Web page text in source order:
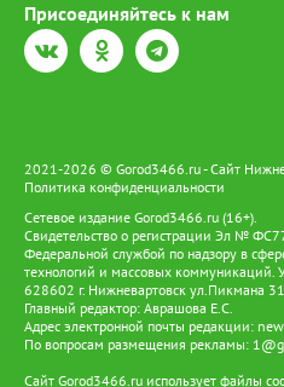
Присоединяйтесь к нам
2021-2026 © Gorod3466.ru - Сайт
Политика конфиденциальности
Сетевое издание Gorod3466.ru (16+).
Свидетельство о регистрации Эл №
Федеральной службой по надзору в
технологий и массовых коммуникаций.
628602 г. Нижневартовск ул.Пикмана
Главный редактор: Аврашова Е.С.
Адрес электронной почты редакции:
По вопросам размещения рекламы:
Сайт Gorod3466.ru использует файлы